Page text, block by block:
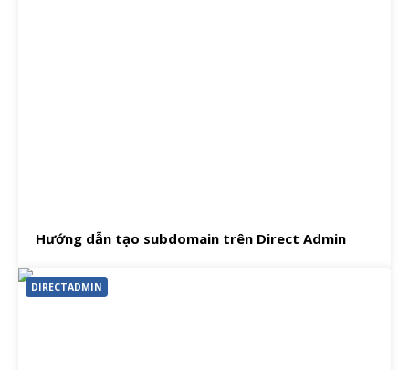
Hướng dẫn tạo subdomain trên Direct Admin
DIRECTADMIN